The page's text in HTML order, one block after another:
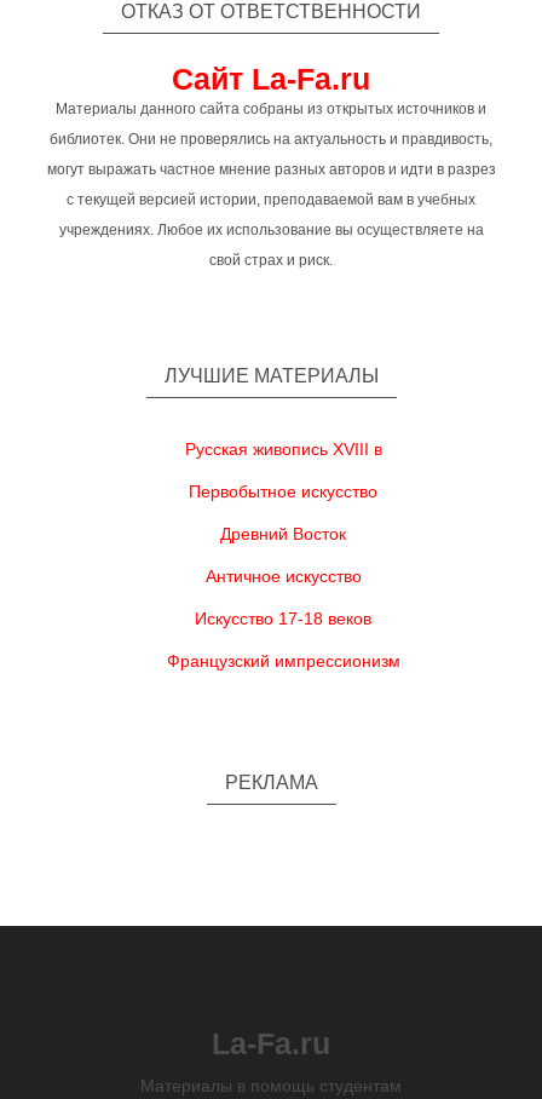
ОТКАЗ ОТ ОТВЕТСТВЕННОСТИ
Сайт La-Fa.ru
Материалы данного сайта собраны из открытых источников и
библиотек. Они не проверялись на актуальность и правдивость,
могут выражать частное мнение разных авторов и идти в разрез
с текущей версией истории, преподаваемой вам в учебных
учреждениях. Любое их использование вы осуществляете на
свой страх и риск.
ЛУЧШИЕ МАТЕРИАЛЫ
Русская живопись XVIII в
Первобытное искусство
Древний Восток
Античное искусство
Искусство 17-18 веков
Французский импрессионизм
РЕКЛАМА
La-Fa.ru
Материалы в помощь студентам